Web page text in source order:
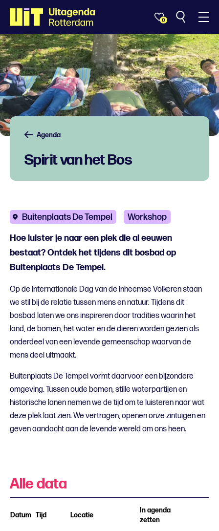
0
Agenda
Spirit van het Bos
Buitenplaats De Tempel Workshop
Hoe luister je naar een plek die al eeuwen
bestaat? Ontdek het tijdens dit bosbad op
Buitenplaats De Tempel.
Op de Internationale Dag van de Inheemse Volkeren staan
we stil bij de relatie tussen mens en natuur. Tijdens dit
bosbad laten we ons inspireren door tradities waarin het
land, de bomen, het water en de dieren worden gezien als
onderdeel van een levende gemeenschap waarvan de
mens deel uitmaakt.
Buitenplaats De Tempel vormt daarvoor een bijzondere
omgeving. Tussen oude bomen, stille waterpartijen en
historische lanen nemen we de tijd om te luisteren naar wat
deze plek laat zien. We vertragen, openen onze zintuigen en
geven aandacht aan de levende wereld om ons heen.
Alle data
Datum Tijd Locatie
In agenda
zetten